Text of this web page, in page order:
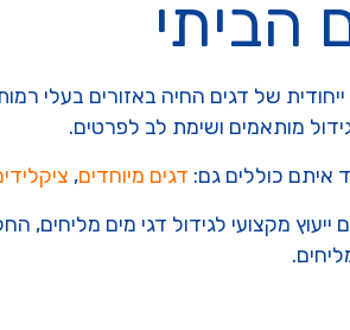
הביתי
של דגים החיה באזורים בעלי
מותאמים ושימת לב לפרטים.
איתם כוללים גם: דגים מיוחדים,
ייעוץ מקצועי לגידול דגי מים